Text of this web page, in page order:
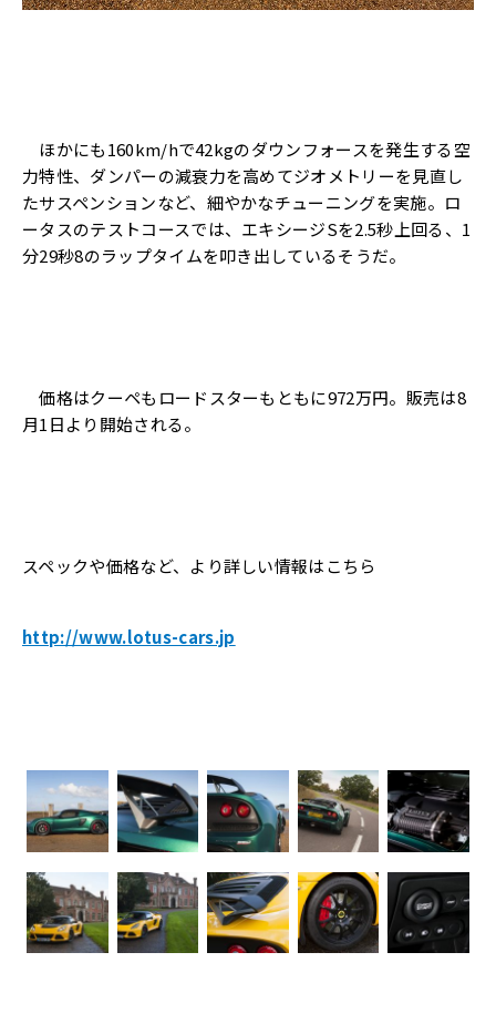
ほかにも160km/hで42kgのダウンフォースを発生する空
力特性、ダンパーの減衰力を高めてジオメトリーを見直し
たサスペンションなど、細やかなチューニングを実施。ロ
ータスのテストコースでは、エキシージSを2.5秒上回る、1
分29秒8のラップタイムを叩き出しているそうだ。
価格はクーペもロードスターもともに972万円。販売は8
月1日より開始される。
スペックや価格など、より詳しい情報はこちら
http://www.lotus-cars.jp